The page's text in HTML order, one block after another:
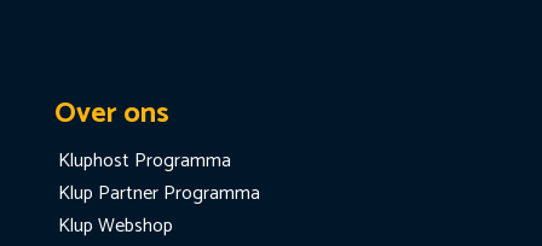
Over ons
Kluphost Programma
Klup Partner Programma
Klup Webshop